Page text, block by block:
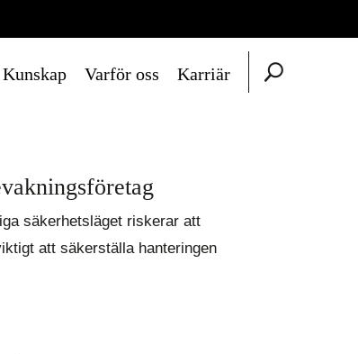
Kunskap Varför oss Karriär
säkerhetsläget riskerar att
att säkerställa hanteringen